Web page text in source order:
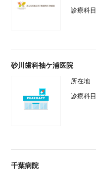
診療科目
砂川歯科袖ケ浦医院
所在地
診療科目
千葉病院